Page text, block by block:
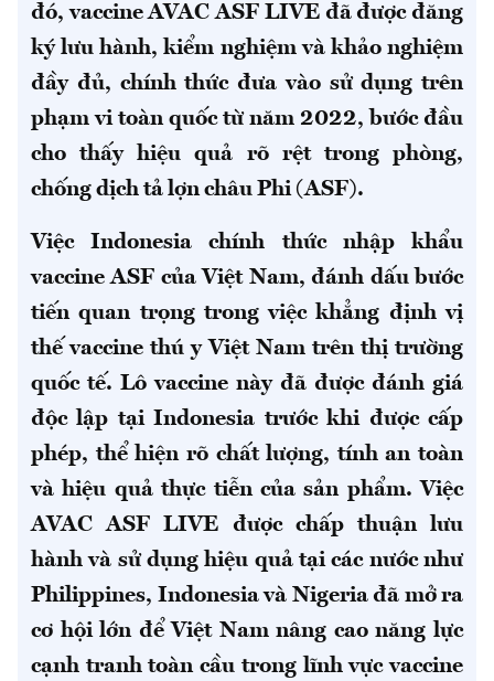
đó, vaccine AVAC ASF LIVE đã được đăng
ký lưu hành, kiểm nghiệm và khảo nghiệm
đầy đủ, chính thức đưa vào sử dụng trên
phạm vi toàn quốc từ năm 2022, bước đầu
cho thấy hiệu quả rõ rệt trong phòng,
chống dịch tả lợn châu Phi (ASF).
Việc Indonesia chính thức nhập khẩu
vaccine ASF của Việt Nam, đánh dấu bước
tiến quan trọng trong việc khẳng định vị
thế vaccine thú y Việt Nam trên thị trường
quốc tế. Lô vaccine này đã được đánh giá
độc lập tại Indonesia trước khi được cấp
phép, thể hiện rõ chất lượng, tính an toàn
và hiệu quả thực tiễn của sản phẩm. Việc
AVAC ASF LIVE được chấp thuận lưu
hành và sử dụng hiệu quả tại các nước như
Philippines, Indonesia và Nigeria đã mở ra
cơ hội lớn để Việt Nam nâng cao năng lực
cạnh tranh toàn cầu trong lĩnh vực vaccine